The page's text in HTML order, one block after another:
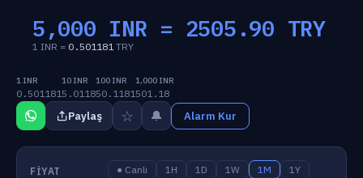
5,000 INR = 2505.90 TRY
1 INR = 0.501181TRY
1 INR
0.501181
10 INR
5.0118
100 INR
50.1181
1,000 INR
501.18
Paylaş ☆ 🔔 Alarm Kur
FIYAT
● Canlı 1H 1D 1W 1M
1Y